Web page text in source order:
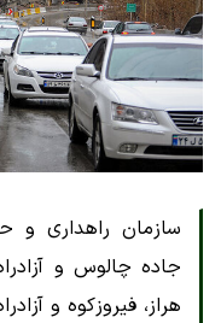
سازمان راهداری و
جاده چالوس و
هراز، فیروزکوه و